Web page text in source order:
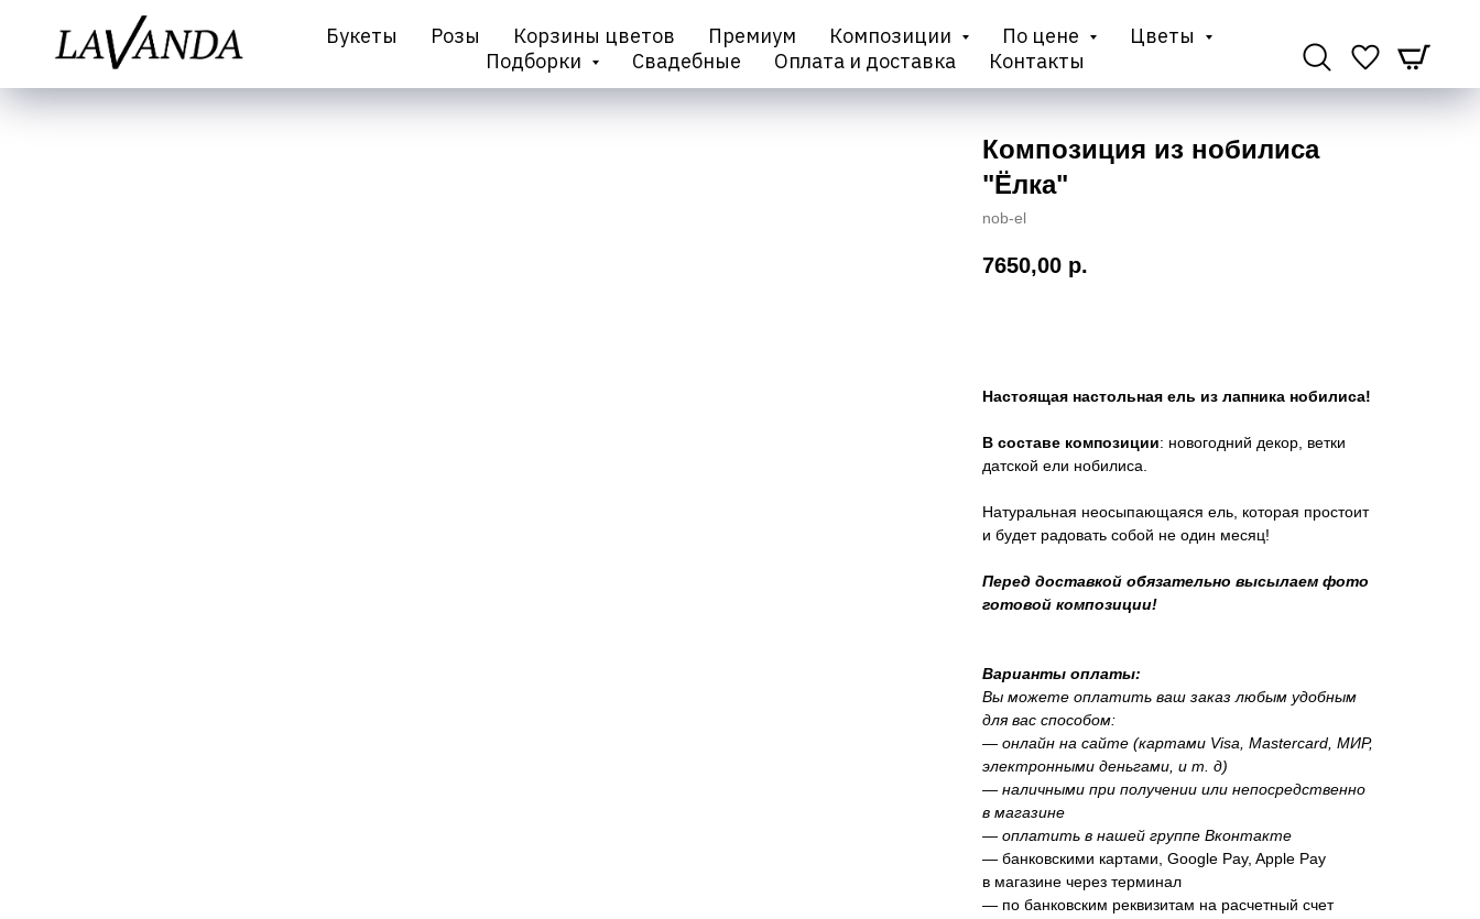
Букеты Розы Корзины цветов Премиум Композиции По цене
Цветы
Подборки
Свадебные Оплата и доставка Контакты
Композиция из нобилиса
"Ёлка"
nob-el
7650,00 р.
Настоящая настольная ель из лапника нобилиса!
В составе композиции: новогодний декор, ветки
датской ели нобилиса.
Натуральная неосыпающаяся ель, которая простоит
и будет радовать собой не один месяц!
Перед доставкой обязательно высылаем фото
готовой композиции!
Варианты оплаты:
Вы можете оплатить ваш заказ любым удобным
для вас способом:
— онлайн на сайте (картами Visa, Mastercard, МИР,
электронными деньгами, и т. д)
— наличными при получении или непосредственно
в магазине
— оплатить в нашей группе Вконтакте
— банковскими картами, Google Pay, Apple Pay
в магазине через терминал
— по банковским реквизитам на расчетный счет